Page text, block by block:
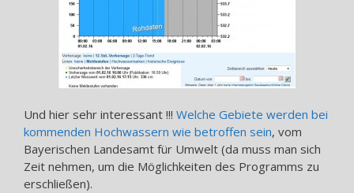
Und hier sehr interessant !!! Welche Gebiete werden bei
kommenden Hochwassern wie betroffen sein, vom
Bayerischen Landesamt für Umwelt (da muss man sich
Zeit nehmen, um die Möglichkeiten des Programms zu
erschließen).